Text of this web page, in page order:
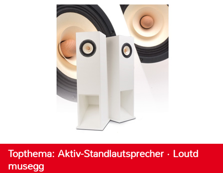
Topthema: Aktiv-Standlautsprecher · Loutd
musegg